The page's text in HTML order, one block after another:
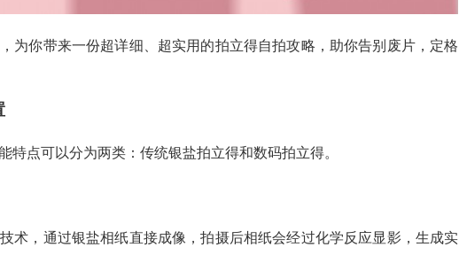
为你带来一份超详细、超实用的拍立得自拍攻略，助你告别废片，定格
特点可以分为两类：传统银盐拍立得和数码拍立得。
术，通过银盐相纸直接成像，拍摄后相纸会经过化学反应显影，生成实